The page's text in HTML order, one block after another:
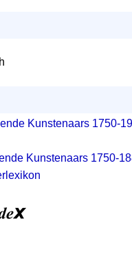
Kunstenaars 1750-
Kunstenaars 1750-